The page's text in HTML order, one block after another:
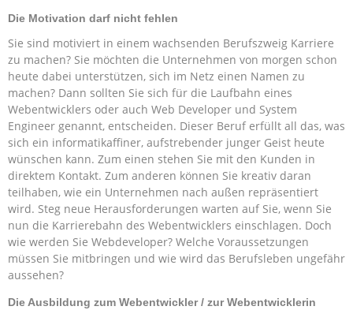
Die Motivation darf nicht fehlen
Sie sind motiviert in einem wachsenden Berufszweig Karriere
zu machen? Sie möchten die Unternehmen von morgen schon
heute dabei unterstützen, sich im Netz einen Namen zu
machen? Dann sollten Sie sich für die Laufbahn eines
Webentwicklers oder auch Web Developer und System
Engineer genannt, entscheiden. Dieser Beruf erfüllt all das, was
sich ein informatikaffiner, aufstrebender junger Geist heute
wünschen kann. Zum einen stehen Sie mit den Kunden in
direktem Kontakt. Zum anderen können Sie kreativ daran
teilhaben, wie ein Unternehmen nach außen repräsentiert
wird. Steg neue Herausforderungen warten auf Sie, wenn Sie
nun die Karrierebahn des Webentwicklers einschlagen. Doch
wie werden Sie Webdeveloper? Welche Voraussetzungen
müssen Sie mitbringen und wie wird das Berufsleben ungefähr
aussehen?
Die Ausbildung zum Webentwickler / zur Webentwicklerin